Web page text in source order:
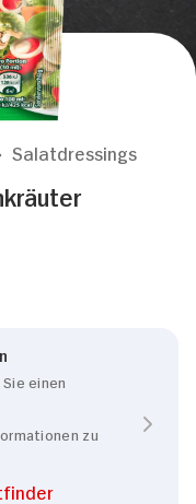
Salatdressings
einen
zu